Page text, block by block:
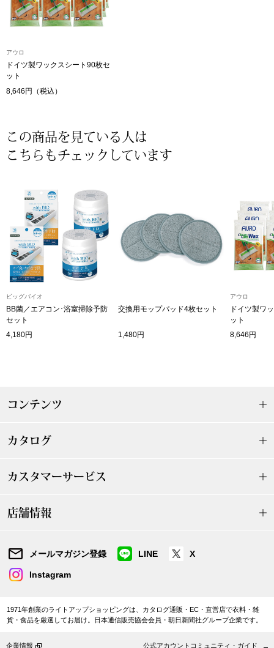
ルメールオマージュウオッチ
ランド
集
ア
スカーフ／ス
手袋
ベルト
サングラス／
おすすめブラ
アウロ
ドイツ製ワックスシート90枚セ
ット
8,646円（税込）
この商品を見ている人は
こちらもチェックしています
ビッグバイオ
BB菌／エアコン･浴室掃除予防
セット
4,180円
交換用モップパッド4枚セット
1,480円
アウロ
ドイツ製ワ
ット
8,646円
コンテンツ
カタログ
カスタマーサービス
店舗情報
メールマガジン登録 LINE X
Instagram
1971年創業のライトアップショッピングは、カタログ通販・EC・直営店で衣料・雑
貨・食品を厳選してお届け。日本通信販売協会会員・朝日新聞社グループ企業です。
企業情報 公式アカウントコミュニティ・ガイド